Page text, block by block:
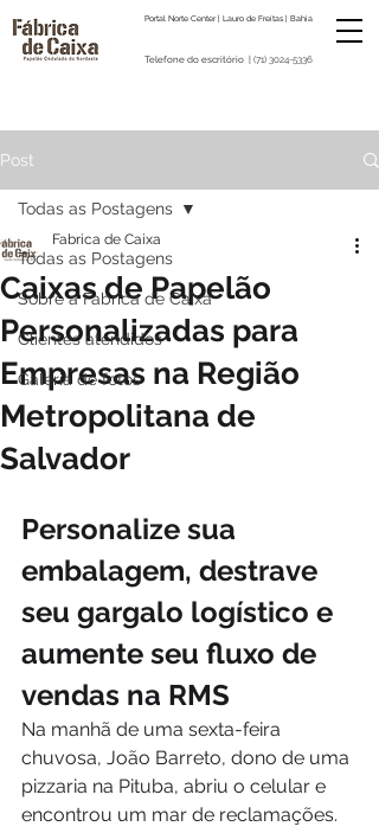
Telefone do escritório | (71) 3024-5336
Portal Norte Center | Lauro de Freitas | Bahia
Post
Todas as Postagens
Sobre a Fabrica de Caixa
Clientes atendidos
Galeria de fotos
Todas as Postagens
Caixas de Papelão
Personalizadas para
Empresas na Região
Metropolitana de
Salvador
Fabrica de Caixa
Personalize sua
embalagem, destrave
seu gargalo logístico e
aumente seu fluxo de
vendas na RMS
Na manhã de uma sexta-feira
chuvosa, João Barreto, dono de uma
pizzaria na Pituba, abriu o celular e
encontrou um mar de reclamações.